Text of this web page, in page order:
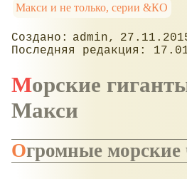
Макси и не только, серии &КО
admin
Морские гиганты & Ко
Макси
Огромные